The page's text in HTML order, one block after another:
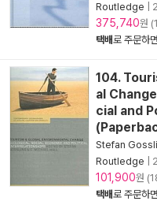
Routledge
375,740원
택배로 주문하면
104.
al
cial and
Stefan
Routledge
101,900원
택배로 주문하면